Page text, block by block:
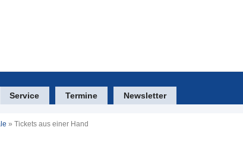
Service Termine Newsletter
» Tickets aus einer Hand